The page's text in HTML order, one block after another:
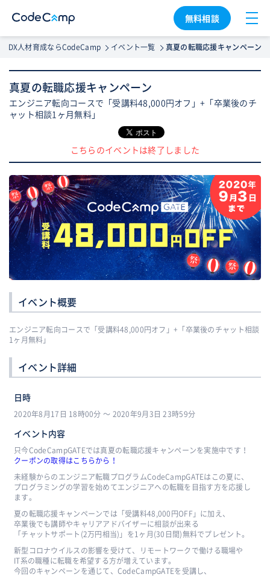
無料相談
DX人材育成ならCodeCamp イベント一覧 真夏の転職応援キャンペーン
真夏の転職応援キャンペーン
エンジニア転向コースで「受講料48,000円オフ」+「卒業後のチ
ャット相談1ヶ月無料」
こちらのイベントは終了しました
イベント概要
エンジニア転向コースで「受講料48,000円オフ」+「卒業後のチャット相談
1ヶ月無料」
イベント詳細
日時
2020年8月17日 18時00分 〜 2020年9月3日 23時59分
イベント内容
只今CodeCampGATEでは真夏の転職応援キャンペーンを実施中です！
クーポンの取得はこちらから！
未経験からのエンジニア転職プログラムCodeCampGATEはこの夏に、
プログラミングの学習を始めてエンジニアへの転職を目指す方を応援し
ます。
夏の転職応援キャンペーンでは「受講料48,000円OFF」に加え、
卒業後でも講師やキャリアアドバイザーに相談が出来る
「チャットサポート(2万円相当)」を1ヶ月(30日間)無料でプレゼント。
新型コロナウイルスの影響を受けて、リモートワークで働ける職場や
IT系の職種に転職を希望する方が増えています。
今回のキャンペーンを通じて、CodeCampGATEを受講し、